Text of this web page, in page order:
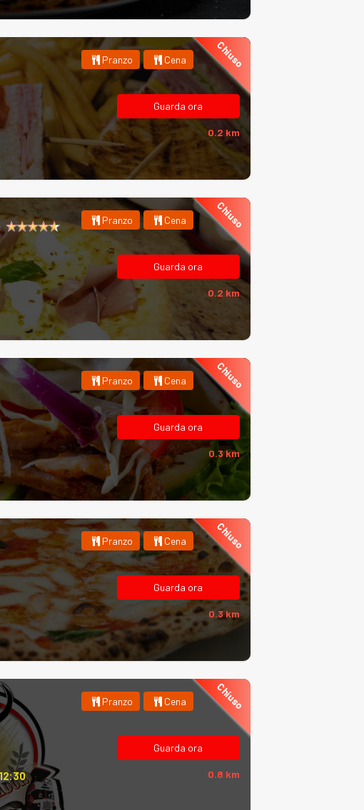
Chiuso
Pranzo Cena
Guarda ora
0.2 km
Chiuso
Pranzo Cena
Guarda ora
0.2 km
Chiuso
Pranzo Cena
Guarda ora
0.3 km
Chiuso
Pranzo Cena
Guarda ora
0.3 km
Chiuso
Pranzo Cena
Guarda ora
0.8 km